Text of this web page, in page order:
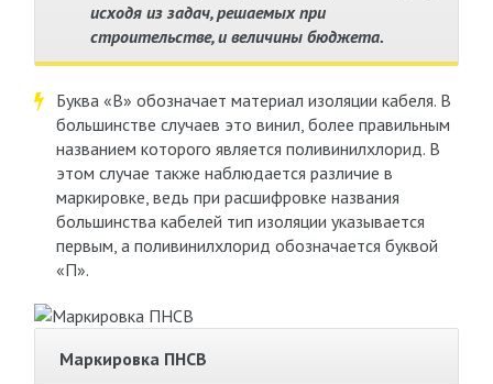
исходя из задач, решаемых при
строительстве, и величины бюджета.
Буква «В» обозначает материал изоляции кабеля. В
большинстве случаев это винил, более правильным
названием которого является поливинилхлорид. В
этом случае также наблюдается различие в
маркировке, ведь при расшифровке названия
большинства кабелей тип изоляции указывается
первым, а поливинилхлорид обозначается буквой
«П».
Маркировка ПНСВ